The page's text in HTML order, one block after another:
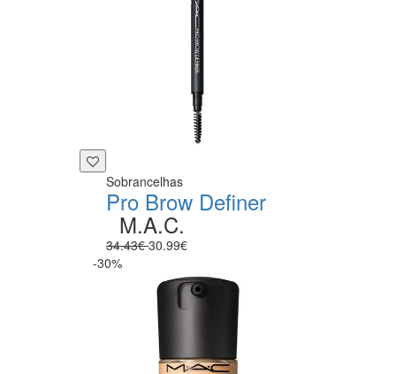
Sobrancelhas
Pro Brow Definer
M.A.C.
34.43€30.99€
-30%